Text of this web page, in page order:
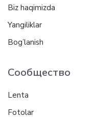
Biz haqimizda
Yangiliklar
Bog’lanish
Сообщество
Lenta
Fotolar